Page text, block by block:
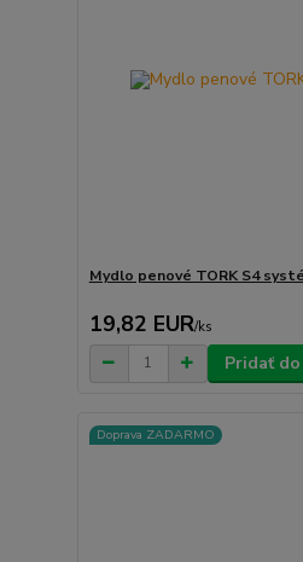
Mydlo penové TORK S4
19,82 EUR/ks
Pridať
Doprava ZADARMO